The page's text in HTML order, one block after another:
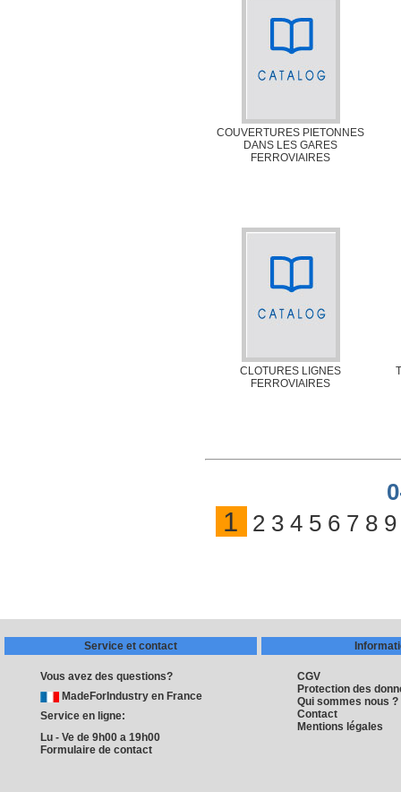
COUVERTURES PIETONNES
DANS LES GARES
FERROVIAIRES
CLOTURES LIGNES
FERROVIAIRES
1 2 3 4 5 6 7 8 9
Service et contact
Vous avez des questions?
MadeForIndustry en France
Service en ligne:
Lu - Ve de 9h00 a 19h00
Formulaire de contact
CGV
Protection des
Qui sommes nous ?
Contact
Mentions légales